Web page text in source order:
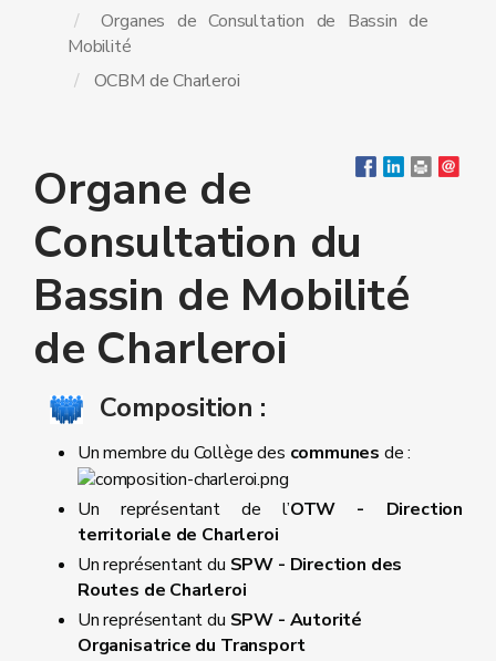
Organes de Consultation de Bassin de
Mobilité
OCBM de Charleroi
Organe de
Consultation du
Bassin de Mobilité
de Charleroi
Composition :
Un membre du Collège des communes de :
Un représentant de l’OTW
- Direction
territoriale de Charleroi
Un représentant du SPW - Direction des
Routes de Charleroi
Un représentant du SPW - Autorité
Organisatrice du Transport